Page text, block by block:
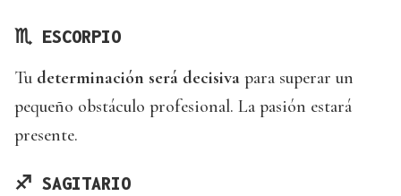
♏ ESCORPIO
Tu determinación será decisiva para superar un
pequeño obstáculo profesional. La pasión estará
presente.
♐ SAGITARIO